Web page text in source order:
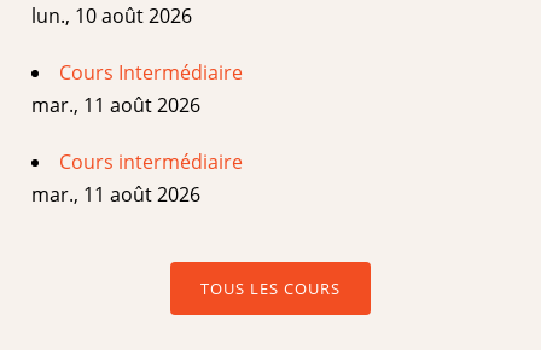
lun., 10 août 2026
Cours Intermédiaire
mar., 11 août 2026
Cours intermédiaire
mar., 11 août 2026
TOUS LES COURS